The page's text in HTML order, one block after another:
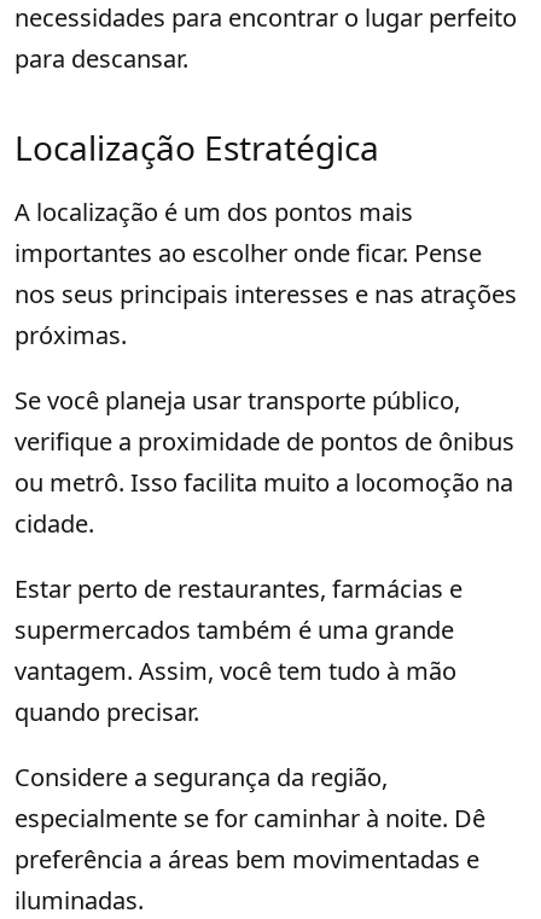
necessidades para encontrar o lugar perfeito
para descansar.
Localização Estratégica
A localização é um dos pontos mais
importantes ao escolher onde ficar. Pense
nos seus principais interesses e nas atrações
próximas.
Se você planeja usar transporte público,
verifique a proximidade de pontos de ônibus
ou metrô. Isso facilita muito a locomoção na
cidade.
Estar perto de restaurantes, farmácias e
supermercados também é uma grande
vantagem. Assim, você tem tudo à mão
quando precisar.
Considere a segurança da região,
especialmente se for caminhar à noite. Dê
preferência a áreas bem movimentadas e
iluminadas.